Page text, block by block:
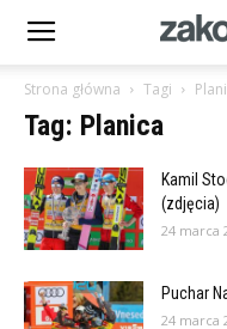
Strona główna Tagi
Tag: Planica
Kamil
(zdjęcia)
24 marca
Puchar
24 marca